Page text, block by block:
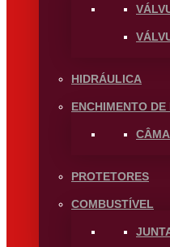
HIDRÁULICA
ENCHIMENTO DE
PROTETORES
COMBUSTÍVEL